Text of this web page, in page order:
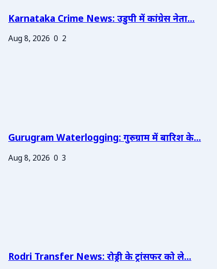
Karnataka Crime News: उडुपी में कांग्रेस नेता...
Aug 8, 2026 0 2
Gurugram Waterlogging: गुरुग्राम में बारिश के...
Aug 8, 2026 0 3
Rodri Transfer News: रोड्री के ट्रांसफर को ले...